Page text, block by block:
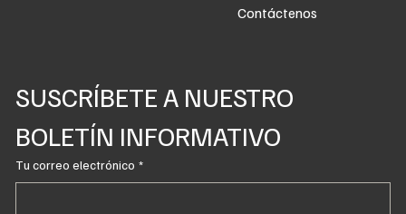
Contáctenos
SUSCRÍBETE A NUESTRO
BOLETÍN INFORMATIVO
Tu correo electrónico *